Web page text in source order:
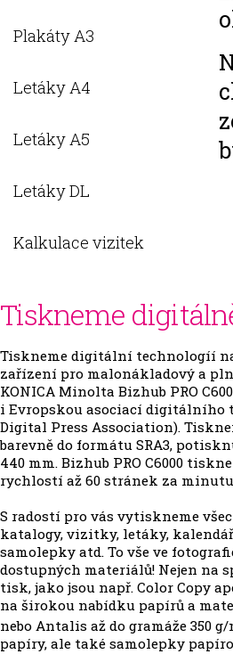
Plakáty A3
Letáky A4
Letáky A5
Letáky DL
Kalkulace vizitek
Tiskneme
Tiskneme digitální technologíí
zařízení pro malonákladový a
KONICA Minolta Bizhub PRO
i Evropskou asociací digitálního
Digital Press Association).
barevně do formátu SRA3,
440 mm. Bizhub PRO C6000
rychlostí až 60 stránek za
S radostí pro vás vytiskneme
katalogy, vizitky, letáky,
samolepky atd. To vše ve
dostupných materiálů! Nejen
tisk, jako jsou např. Color Copy
na širokou nabídku papírů a
nebo Antalis až do gramáže 350 g/
papíry, ale také samolepky